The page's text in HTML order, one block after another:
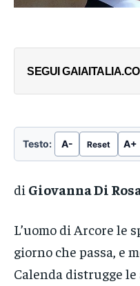
SEGUI
Testo: A- Reset A+
di Giovanna Di
L’uomo di Arcore le
giorno che passa, e
Calenda distrugge